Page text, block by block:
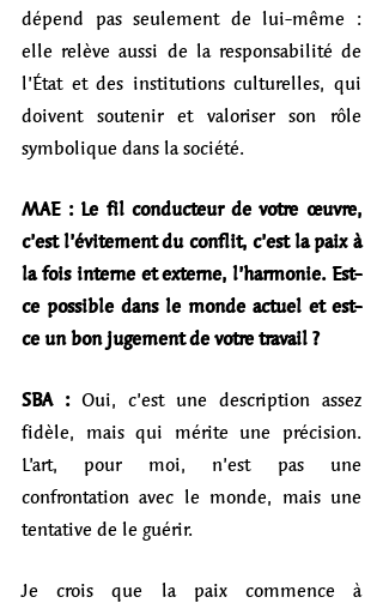
dépend pas seulement de lui-même :
elle relève aussi de la responsabilité de
l’État et des institutions culturelles, qui
doivent soutenir et valoriser son rôle
symbolique dans la société.
MAE : Le fil conducteur de votre œuvre,
c’est l’évitement du conflit, c’est la paix à
la fois interne et externe, l’harmonie. Est-
ce possible dans le monde actuel et est-
ce un bon jugement de votre travail ?
SBA : Oui, c’est une description assez
fidèle, mais qui mérite une précision.
L’art, pour moi, n’est pas une
confrontation avec le monde, mais une
tentative de le guérir.
Je crois que la paix commence à